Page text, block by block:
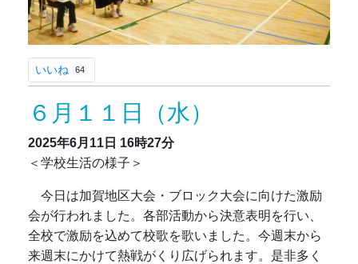
いいね 64
６月１１日（水）
2025年6月11日 16時27分
＜学校生活の様子＞
今日は加賀地区大会・ブロック大会に向けた激励
会が行われました。各部活動から決意表明を行い、
全校で激励を込めて校歌を歌いました。今週末から
来週末にかけて熱戦がくり広げられます。是非多く